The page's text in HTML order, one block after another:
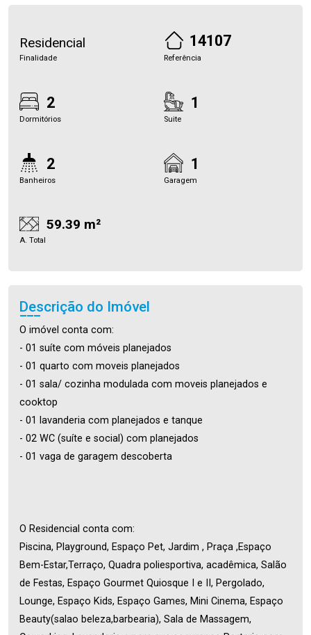
Residencial
Finalidade
14107
Referência
2
Dormitórios
1
Suite
2
Banheiros
1
Garagem
59.39 m²
A. Total
Descrição do Imóvel
O imóvel conta com:
- 01 suíte com móveis planejados
- 01 quarto com moveis planejados
- 01 sala/ cozinha modulada com moveis planejados e
cooktop
- 01 lavanderia com planejados e tanque
- 02 WC (suíte e social) com planejados
- 01 vaga de garagem descoberta
O Residencial conta com:
Piscina, Playground, Espaço Pet, Jardim , Praça ,Espaço
Bem-Estar,Terraço, Quadra poliesportiva, acadêmica, Salão
de Festas, Espaço Gourmet Quiosque I e II, Pergolado,
Lounge, Espaço Kids, Espaço Games, Mini Cinema, Espaço
Beauty(salao beleza,barbearia), Sala de Massagem,